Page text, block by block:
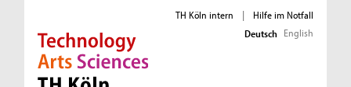
Direkt zur Hauptnavigation
Direkt zur Subnavigation
Direkt zum Inhalt
Direkt zum Fußbereich
TH Köln intern |
Hilfe im Notfall
Deutsch English